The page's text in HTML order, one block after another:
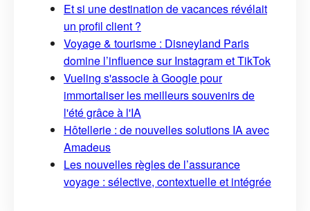
Et si une destination de vacances révélait
un profil client ?
Voyage & tourisme : Disneyland Paris
domine l’influence sur Instagram et TikTok
Vueling s'associe à Google pour
immortaliser les meilleurs souvenirs de
l'été grâce à l'IA
Hôtellerie : de nouvelles solutions IA avec
Amadeus
Les nouvelles règles de l’assurance
voyage : sélective, contextuelle et intégrée